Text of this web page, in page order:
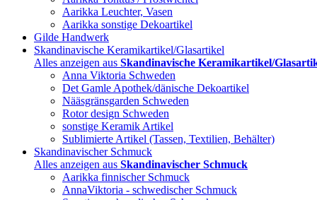
Aarikka Leuchter, Vasen
Aarikka sonstige Dekoartikel
Gilde Handwerk
Skandinavische Keramikartikel/Glasartikel
Alles anzeigen aus Skandinavische Keramikartikel/
Anna Viktoria Schweden
Det Gamle Apothek/dänische Dekoartikel
Nääsgränsgarden Schweden
Rotor design Schweden
sonstige Keramik Artikel
Sublimierte Artikel (Tassen, Textilien, Behälter)
Skandinavischer Schmuck
Alles anzeigen aus Skandinavischer Schmuck
Aarikka finnischer Schmuck
AnnaViktoria - schwedischer Schmuck